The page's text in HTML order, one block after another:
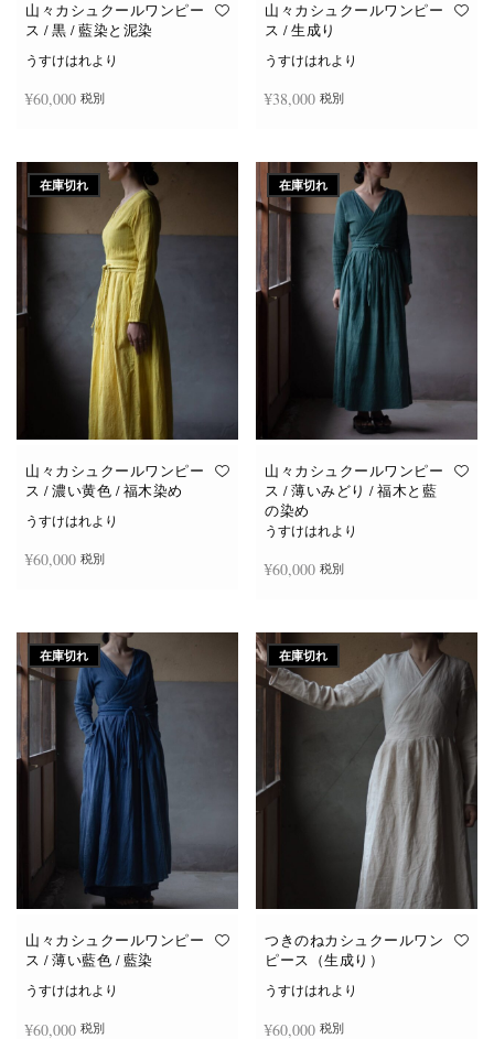
山々カシュクールワンピー
ス / 黒 / 藍染と泥染
うすけはれより
¥60,000 税別
山々カシュクールワンピー
ス / 生成り
うすけはれより
¥38,000 税別
在庫切れ
山々カシュクールワンピー
ス / 濃い黄色 / 福木染め
うすけはれより
¥60,000 税別
在庫切れ
山々カシュクールワンピー
ス / 薄いみどり / 福木と藍
の染め
うすけはれより
¥60,000 税別
在庫切れ
山々カシュクールワンピー
ス / 薄い藍色 / 藍染
うすけはれより
¥60,000 税別
在庫切れ
つきのねカシュクールワン
ピース（生成り）
うすけはれより
¥60,000 税別